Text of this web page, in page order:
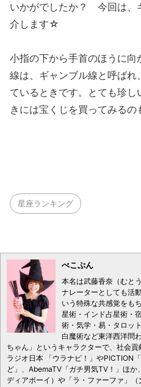
いかがでしたか？ 今回は、
介します☆
小指の下から手首のほうに
線は、ギャンブル線と呼ば
ているときです。とても珍
きには宝くじを買ってみるの
星座ランキング
ぺこぷん
本名は武藤香奈（むと
ナレーターとしても活
いう特殊な共感覚をも
星術・インド占星術・
術・気学・易・タロッ
白魔術など東洋西洋問
ちゃん」というキャラクターで、社会貢
ラジオ日本 「ウラナビ！」やPICTION
ど」、AbemaTV「ガチ男気TV！」ほ
ディアボーイ）や「ラ・ファーファ」